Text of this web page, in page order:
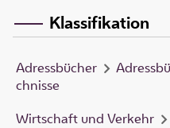
Klassifikation
Adressbücher
chnisse
Wirtschaft und Verkehr